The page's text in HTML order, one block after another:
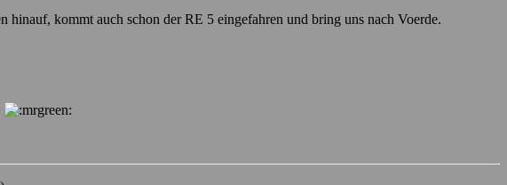
kommt auch schon der RE 5 eingefahren und bring uns nach Voerde.